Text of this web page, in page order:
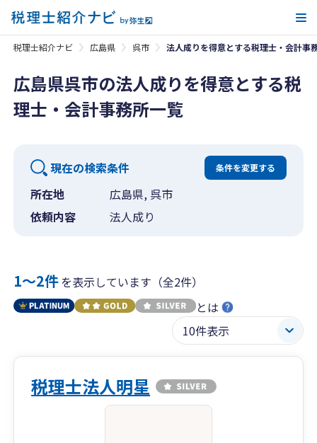
税理士紹介ナビ 広島県 呉市 法人成りを得意とする税理士・会計事
広島県呉市の法人成りを得意とする税
理士・会計事務所一覧
現在の検索条件 条件を変更する
所在地
広島県, 呉市
依頼内容
法人成り
1〜2件を表示しています（全2件）
とは
税理士法人明星